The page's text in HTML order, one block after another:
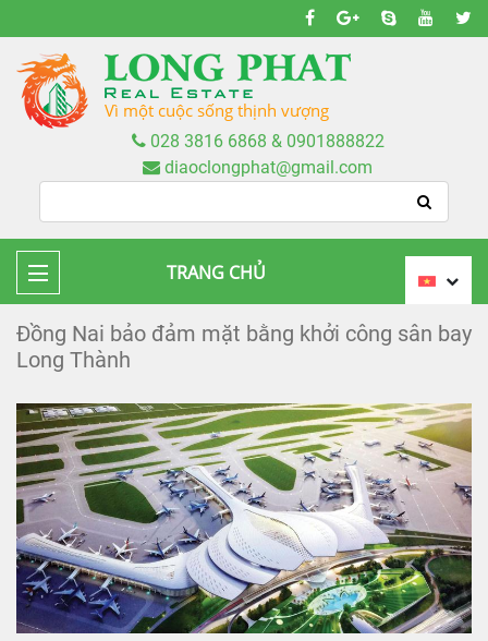
Vì một cuộc sống thịnh vượng
028 3816 6868 & 0901888822
diaoclongphat@gmail.com
TRANG CHỦ
Đồng Nai bảo đảm mặt bằng khởi công sân bay
Long Thành